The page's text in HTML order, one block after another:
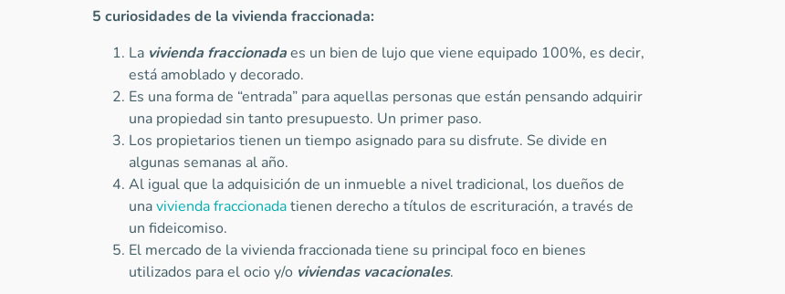
5 curiosidades de la vivienda fraccionada:
La vivienda fraccionadaes un bien de lujo que viene equipado 100%, es decir,
está amoblado y decorado.
Es una forma de “entrada” para aquellas personas que están pensando adquirir
una propiedad sin tanto presupuesto. Un primer paso.
Los propietarios tienen un tiempo asignado para su disfrute. Se divide en
algunas semanas al año.
Al igual que la adquisición de un inmueble a nivel tradicional, los dueños de
unavivienda fraccionadatienen derecho a títulos de escrituración, a través de
un fideicomiso.
El mercado de la vivienda fraccionada tiene su principal foco en bienes
utilizados para el ocio y/o viviendas vacacionales.